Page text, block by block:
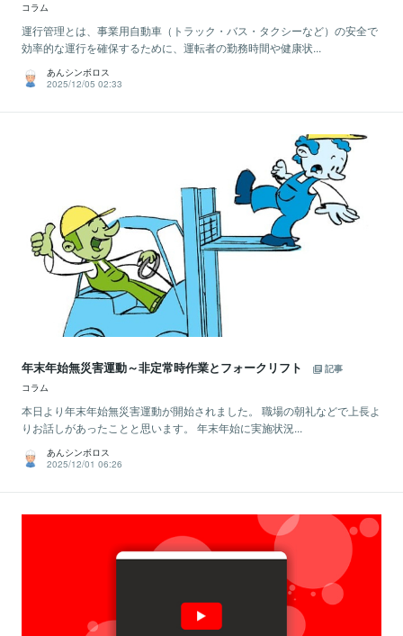
コラム
運行管理とは、事業用自動車（トラック・バス・タクシーなど）の安全で
効率的な運行を確保するために、運転者の勤務時間や健康状...
あんシンボロス
2025/12/05 02:33
年末年始無災害運動～非定常時作業とフォークリフト
記事
コラム
本日より年末年始無災害運動が開始されました。 職場の朝礼などで上長よ
りお話しがあったことと思います。 年末年始に実施状況...
あんシンボロス
2025/12/01 06:26